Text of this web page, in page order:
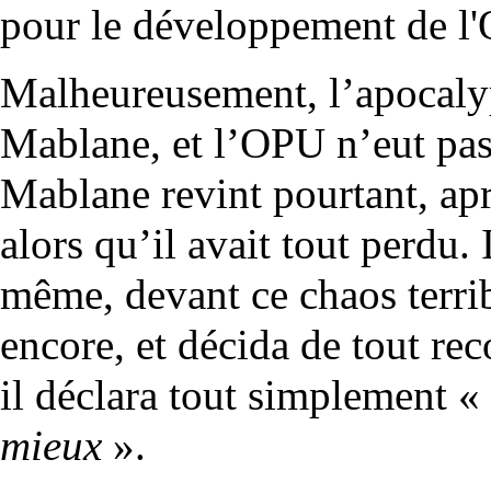
pour le développement de
Malheureusement,
Mablane, et l’OPU n’eut
Mablane revint pourtant,
alors qu’il avait tout
même, devant ce chaos
encore, et décida de tout
il déclara tout simplement «
mieux ».